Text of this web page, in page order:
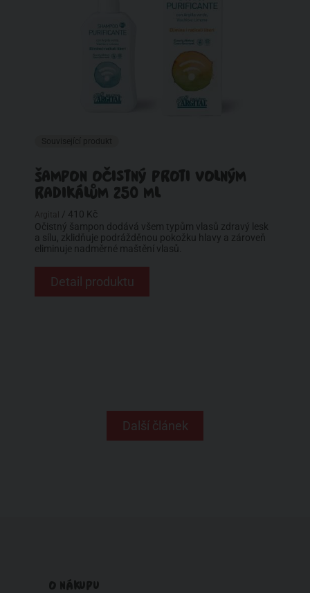
ŠAMPON OČISTNÝ PROTI VOLNÝM
RADIKÁLŮM 250 ML
/ 410 Kč
Očistný šampon dodává všem typům vlasů zdravý lesk
a sílu, zklidňuje podrážděnou pokožku hlavy a zároveň
eliminuje nadměrné maštění vlasů.
Detail produktu
Další článek
O NÁKUPU